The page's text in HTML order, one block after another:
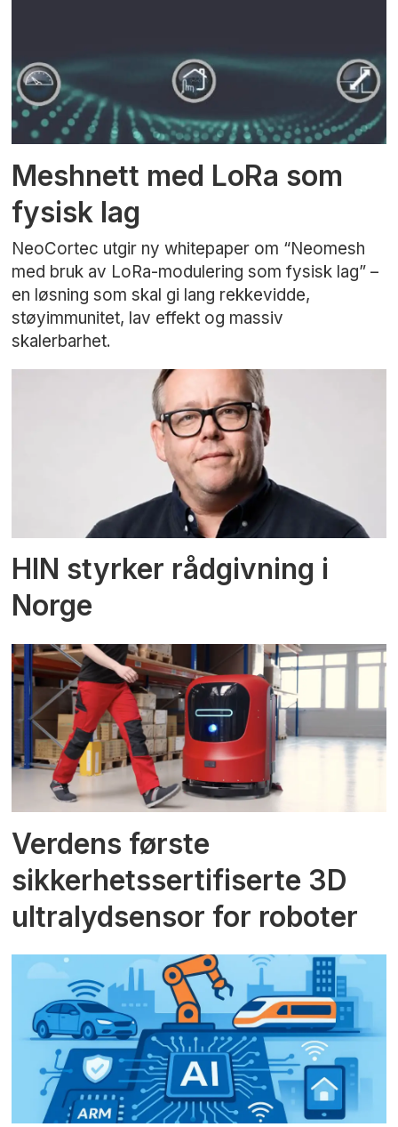
Meshnett med LoRa som
fysisk lag
NeoCortec utgir ny whitepaper om “Neomesh
med bruk av LoRa-modulering som fysisk lag” –
en løsning som skal gi lang rekkevidde,
støyimmunitet, lav effekt og massiv
skalerbarhet.
HIN styrker rådgivning i
Norge
Verdens første
sikkerhetssertifiserte 3D
ultralydsensor for roboter